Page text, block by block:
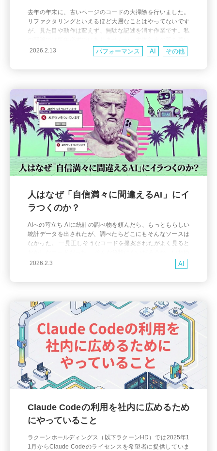
去年の年末に、古いページのコードの大掃除を行いました。
リファクタリングといえるほど大層なことはやってないです
が、見た目や動作は変えず、無駄な記述を消す作業です。私
た時期に実施されています。 今回は、ちょうど社内で AI 活用
が推奨されていたタイミングでもあったため、活用の良い機
2026.2.13 パフォーマンス AI その他
人はなぜ「自信満々に間違えるAI」にイ
ラつくのか？
AIへの苛立ち AIに統計の調べ物を頼んだら、もっともらしい
統計データを出されたが、調べたらどこにもそんなソースは
なかった。 一見正しそうなコードを提案されたがよく見ると
る「ハルシネーション (幻覚)」と呼ばれるものだ。 こういう
とき、多くの人がイラッとする。 しかし冷静に考えると、こ
2026.2.3 AI
Claude Codeの利用を社内に広めるため
にやっていること
ラクーンホールディングス（以下ラクーンHD）では2025年1
1月からClaude Codeのライセンスを希望者に提供していま